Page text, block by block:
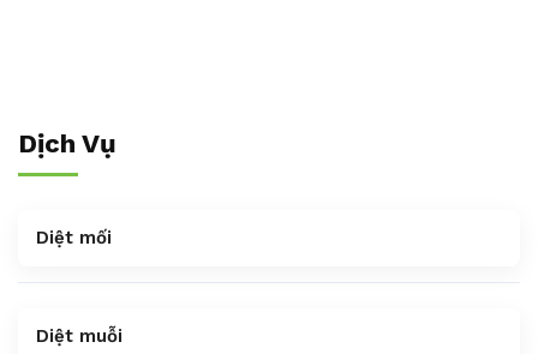
Dịch Vụ
Diệt mối
Diệt muỗi